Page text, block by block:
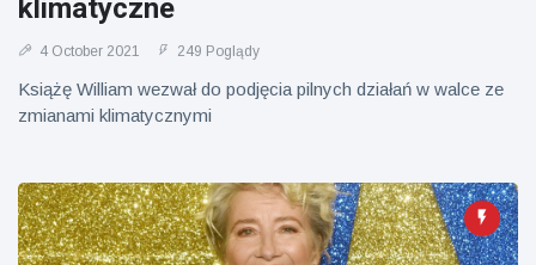
klimatyczne
4 October 2021 249 Poglądy
Książę William wezwał do podjęcia pilnych działań w walce ze
zmianami klimatycznymi